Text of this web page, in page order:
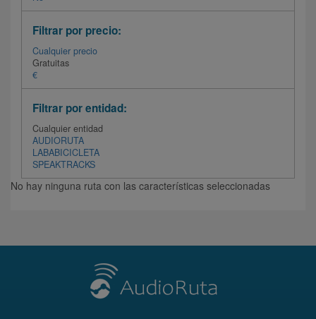
Filtrar por precio:
Cualquier precio
Gratuitas
€
Filtrar por entidad:
Cualquier entidad
AUDIORUTA
LABABICICLETA
SPEAKTRACKS
No hay ninguna ruta con las características seleccionadas